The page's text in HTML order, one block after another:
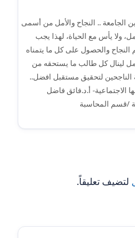
الجامعة .. النجاح والأمل من أسمى
ولا يأس مع الحياة، لهذا يجب
والحصول على كل ما يتمناه
لينال كل طالب ما يستحقه من
الناجحين لتحقيق مستقبل افضل..
الاجتماعية- أ.د.فائق فاضل
/قسم المحاسبة
لتضيف تعليقاً.